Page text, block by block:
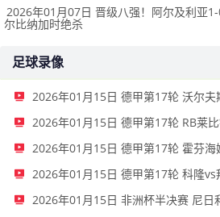
2026年01月07日 晋级八强！阿尔及利亚
尔比纳加时绝杀
足球录像
2026年01月15日 德甲第17轮 沃尔夫
2026年01月15日 德甲第17轮 RB莱
2026年01月15日 德甲第17轮 霍芬海
2026年01月15日 德甲第17轮 科隆vs
2026年01月15日 非洲杯半决赛 尼日